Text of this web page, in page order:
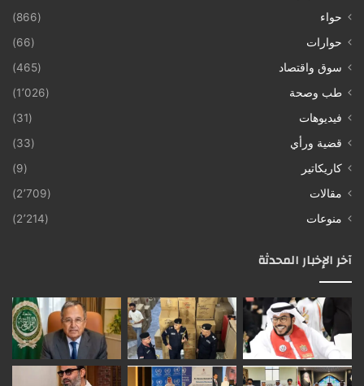
حواء
(866)
حوارات
(66)
سوق واقتصاد
(465)
طب وصحة
(1٬026)
فيديوهات
(31)
قضية ورأي
(33)
كاريكاتير
(9)
مقالات
(2٬709)
منوعات
(2٬214)
آخر الإخبار المحدثة